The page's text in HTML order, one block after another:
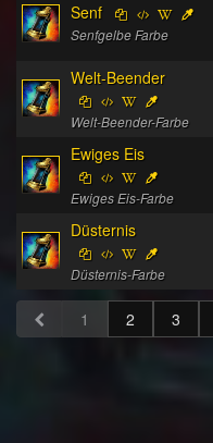
Senf
Senfgelbe Farbe
Welt-Beender
Welt-Beender-Farbe
Ewiges Eis
Ewiges Eis-Farbe
Düsternis
Düsternis-Farbe
1 2 3